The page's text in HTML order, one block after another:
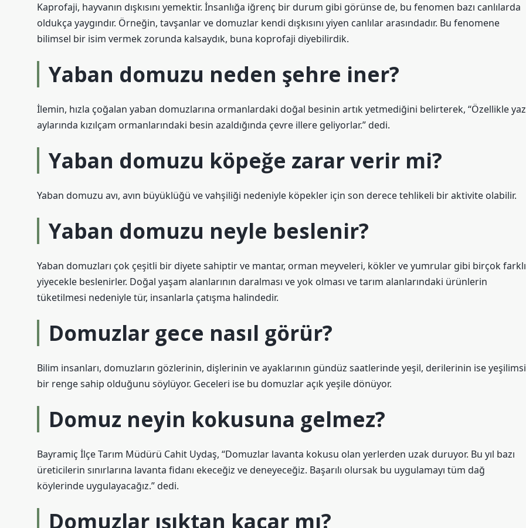
Kaprofaji, hayvanın dışkısını yemektir. İnsanlığa iğrenç bir durum gibi görünse de, bu fenomen bazı canlılarda
oldukça yaygındır. Örneğin, tavşanlar ve domuzlar kendi dışkısını yiyen canlılar arasındadır. Bu fenomene
bilimsel bir isim vermek zorunda kalsaydık, buna koprofaji diyebilirdik.
Yaban domuzu neden şehre iner?
İlemin, hızla çoğalan yaban domuzlarına ormanlardaki doğal besinin artık yetmediğini belirterek, “Özellikle yaz
aylarında kızılçam ormanlarındaki besin azaldığında çevre illere geliyorlar.” dedi.
Yaban domuzu köpeğe zarar verir mi?
Yaban domuzu avı, avın büyüklüğü ve vahşiliği nedeniyle köpekler için son derece tehlikeli bir aktivite olabilir.
Yaban domuzu neyle beslenir?
Yaban domuzları çok çeşitli bir diyete sahiptir ve mantar, orman meyveleri, kökler ve yumrular gibi birçok farklı
yiyecekle beslenirler. Doğal yaşam alanlarının daralması ve yok olması ve tarım alanlarındaki ürünlerin
tüketilmesi nedeniyle tür, insanlarla çatışma halindedir.
Domuzlar gece nasıl görür?
Bilim insanları, domuzların gözlerinin, dişlerinin ve ayaklarının gündüz saatlerinde yeşil, derilerinin ise yeşilimsi
bir renge sahip olduğunu söylüyor. Geceleri ise bu domuzlar açık yeşile dönüyor.
Domuz neyin kokusuna gelmez?
Bayramiç İlçe Tarım Müdürü Cahit Uydaş, “Domuzlar lavanta kokusu olan yerlerden uzak duruyor. Bu yıl bazı
üreticilerin sınırlarına lavanta fidanı ekeceğiz ve deneyeceğiz. Başarılı olursak bu uygulamayı tüm dağ
köylerinde uygulayacağız.” dedi.
Domuzlar ışıktan kaçar mı?